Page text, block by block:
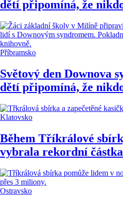
dětí připomíná, že
Příbramsko
Světový den Downova
dětí připomíná, že
Klatovsko
Během Tříkrálové
vybrala rekordní částka
Ostravsko